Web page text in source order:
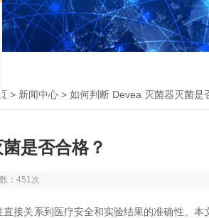
> 新闻中心 > 如何判断 Devea 灭菌器灭菌是
是否合格？
：451次
接关系到医疗安全和实验结果的准确性。本